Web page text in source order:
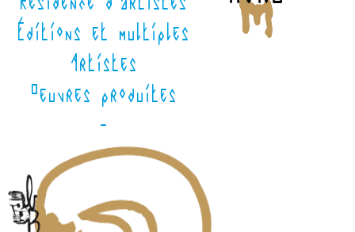
Éditions et multiples
Artistes
Oeuvres produites
-